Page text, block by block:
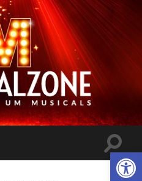
Musicalzone.de
ein-/